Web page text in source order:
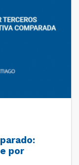
por